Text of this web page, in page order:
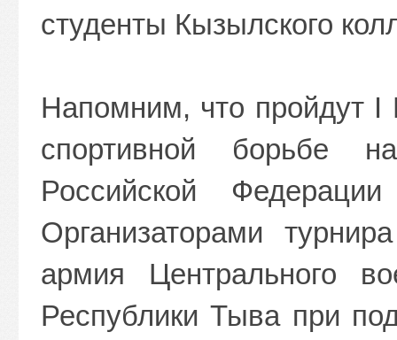
студенты Кызылского
Напомним, что пройдут I
спортивной борьбе
Российской
Организаторами
армия Центрального
Республики Тыва при